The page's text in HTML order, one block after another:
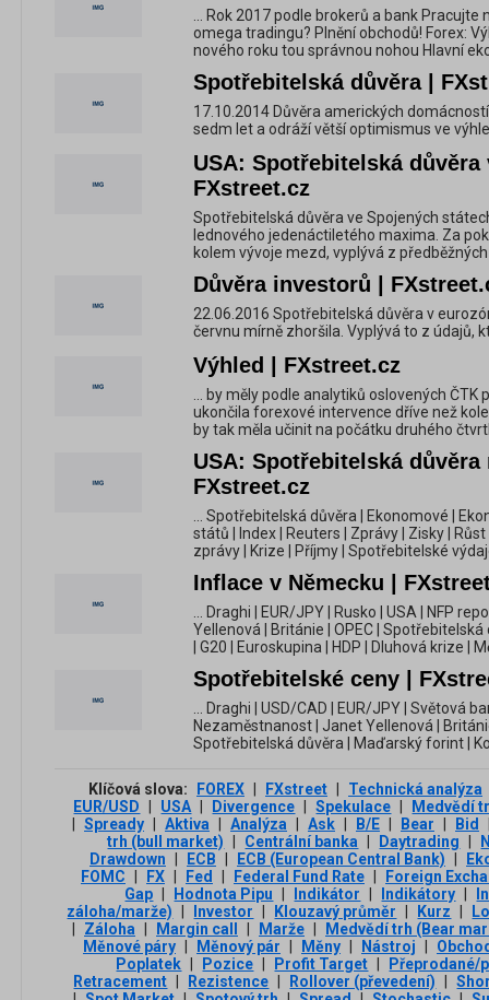
... Rok 2017 podle brokerů a bank
omega tradingu? Plnění obchodů! Forex:
nového roku tou správnou nohou Hlavní
Spotřebitelská důvěra |
17.10.2014 Důvěra amerických
sedm let a odráží větší optimismus ve
USA: Spotřebitelská
FXstreet.cz
Spotřebitelská důvěra ve Spojených
lednového jedenáctiletého maxima. Za
kolem vývoje mezd, vyplývá z
Důvěra investorů |
22.06.2016 Spotřebitelská důvěra v
červnu mírně zhoršila. Vyplývá to z údajů,
Výhled | FXstreet.cz
... by měly podle analytiků oslovených
ukončila forexové intervence dříve než
by tak měla učinit na počátku druhého
USA: Spotřebitelská důvěra
FXstreet.cz
... Spotřebitelská důvěra | Ekonomové |
států | Index | Reuters | Zprávy | Zisky |
zprávy | Krize | Příjmy | Spotřebitelské
Inflace v Německu |
... Draghi | EUR/JPY | Rusko | USA | NFP
Yellenová | Británie | OPEC |
| G20 | Euroskupina | HDP | Dluhová krize |
Spotřebitelské ceny |
... Draghi | USD/CAD | EUR/JPY | Světová
Nezaměstnanost | Janet Yellenová |
Spotřebitelská důvěra | Maďarský forint |
Klíčová slova: FOREX FXstreet
Technická analýza
EUR/USD
USA Divergence Spekulace
Medvědí
Spready Aktiva Analýza Ask B/E Bear Bid
trh (bull market)
Centrální banka Daytrading
Drawdown
ECB ECB (European Central Bank)
FOMC
FX Fed Federal Fund Rate
Foreign
Gap
Hodnota Pipu Indikátor Indikátory
záloha/marže)
Investor Klouzavý průměr Kurz
Záloha Margin call Marže
Medvědí trh (Bear
Měnové páry
Měnový pár Měny Nástroj
Poplatek
Pozice Profit Target
Přeprodané/
Retracement
Rezistence Rollover (převedení)